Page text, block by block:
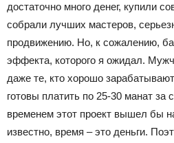
достаточно много денег, купили
собрали лучших мастеров,
продвижению. Но, к сожалению,
эффекта, которого я ожидал.
даже те, кто хорошо
готовы платить по 25-30 манат за
временем этот проект вышел бы
известно, время – это деньги.